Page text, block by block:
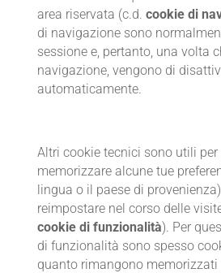
area riservata (c.d. cookie di
di navigazione sono
sessione e, pertanto, una volta
navigazione, vengono di
automaticamente.
Altri cookie tecnici sono utili
memorizzare alcune tue
lingua o il paese di
reimpostare nel corso delle
cookie di funzionalità). Per
di funzionalità sono spesso
quanto rimangono